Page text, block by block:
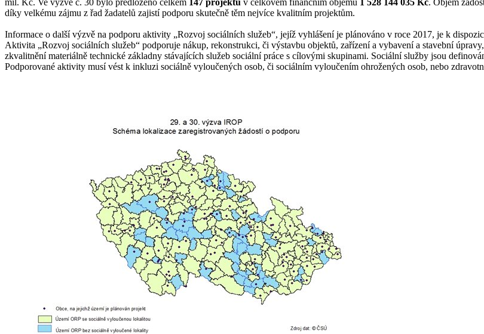
díky velkému zájmu z řad žadatelů zajistí podporu skutečně těm nejvíce kvalitním projektům.
Informace o další výzvě na podporu aktivity „Rozvoj sociálních služeb“, jejíž vyhlášení je plánováno v roce 2017, je k
Aktivita „Rozvoj sociálních služeb“ podporuje nákup, rekonstrukci, či výstavbu objektů, zařízení a vybavení a stavební
zkvalitnění materiálně technické základny stávajících služeb sociální práce s cílovými skupinami. Sociální služby jsou
Podporované aktivity musí vést k inkluzi sociálně vyloučených osob, či sociálním vyloučením ohrožených osob, nebo